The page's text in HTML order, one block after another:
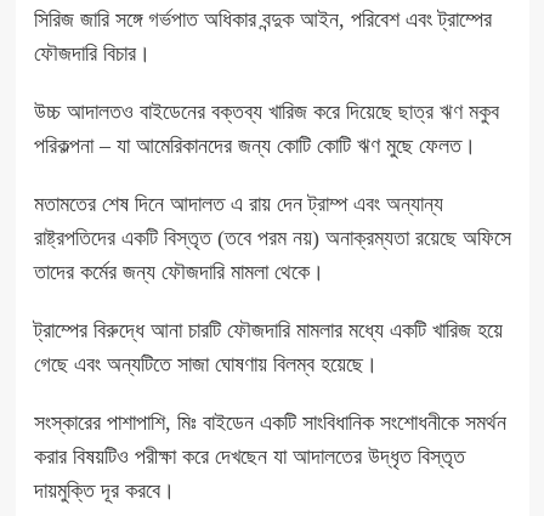
সিরিজ জারি সঙ্গে গর্ভপাত অধিকারবন্দুকআইন, পরিবেশ এবং ট্রাম্পের
ফৌজদারি বিচার।
উচ্চ আদালতও বাইডেনের বক্তব্য খারিজ করে দিয়েছে ছাত্র ঋণ মকুব
পরিকল্পনা– যা আমেরিকানদের জন্য কোটি কোটি ঋণ মুছে ফেলত।
মতামতের শেষ দিনে আদালত এ রায় দেনট্রাম্প এবং অন্যান্য
রাষ্ট্রপতিদের একটি বিস্তৃত (তবে পরম নয়) অনাক্রম্যতা রয়েছেঅফিসে
তাদের কর্মের জন্য ফৌজদারি মামলা থেকে।
ট্রাম্পের বিরুদ্ধে আনা চারটি ফৌজদারি মামলার মধ্যে একটি খারিজ হয়ে
গেছে এবং অন্যটিতে সাজা ঘোষণায় বিলম্ব হয়েছে।
সংস্কারের পাশাপাশি, মিঃ বাইডেন একটি সাংবিধানিক সংশোধনীকে সমর্থন
করার বিষয়টিও পরীক্ষা করে দেখছেন যা আদালতের উদ্ধৃত বিস্তৃত
দায়মুক্তি দূর করবে।